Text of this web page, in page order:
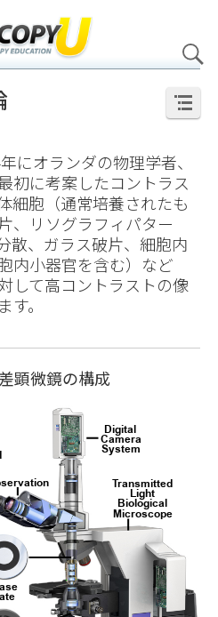
にオランダの物理学者、
初に考案したコントラス
細胞（通常培養されたも
、リソグラフィパター
散、ガラス破片、細胞内
内小器官を含む）など
して高コントラストの像
。
顕微鏡の構成
位相差
偏光
（FRET）